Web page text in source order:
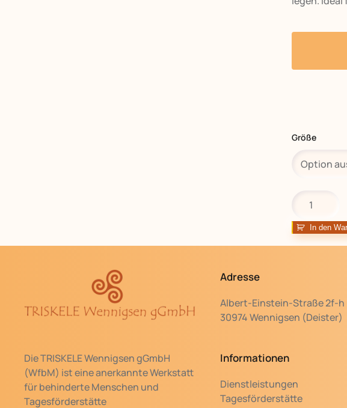
Größe
Grußkarte
mit
Umschlag
A6,
Unikat
Menge
In den
Adresse
Albert-Einstein-Straße 2f-h
30974 Wennigsen (Deister)
Die TRISKELE Wennigsen gGmbH
(WfbM) ist eine anerkannte Werkstatt
für behinderte Menschen und
Tagesförderstätte
Informationen
Dienstleistungen
Tagesförderstätte